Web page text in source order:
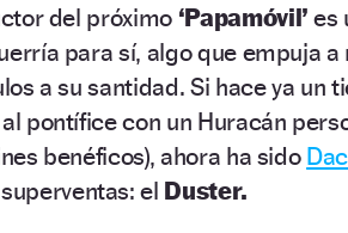
del próximo ‘Papamóvil’ es
para sí, algo que empuja
a su santidad. Si hace ya un
pontífice con un Huracán
benéficos), ahora ha sido
el Duster.